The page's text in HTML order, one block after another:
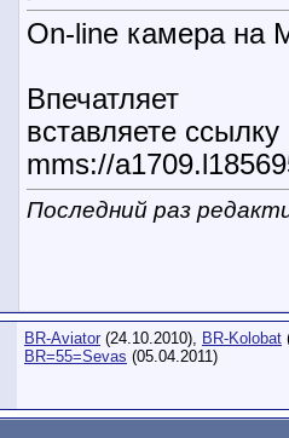
On-line камера на
Впечатляет
вставляете
mms://
Последний раз
BR-Aviator (24.10.2010), BR-Kolobat
BR=55=Sevas (05.04.2011)